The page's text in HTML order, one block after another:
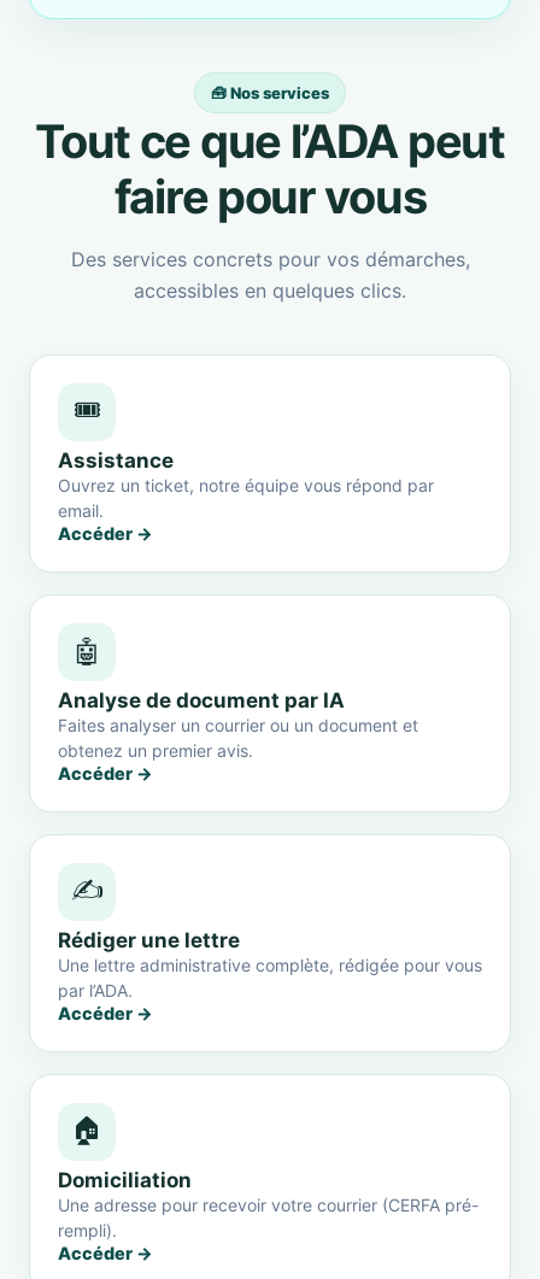
🧰 Nos services
Tout ce que l’ADA peut
faire pour vous
Des services concrets pour vos démarches,
accessibles en quelques clics.
🎟️
Assistance
Ouvrez un ticket, notre équipe vous répond par
email.
Accéder →
🤖
Analyse de document par IA
Faites analyser un courrier ou un document et
obtenez un premier avis.
Accéder →
✍️
Rédiger une lettre
Une lettre administrative complète, rédigée pour vous
par l’ADA.
Accéder →
🏠
Domiciliation
Une adresse pour recevoir votre courrier (CERFA pré-
rempli).
Accéder →